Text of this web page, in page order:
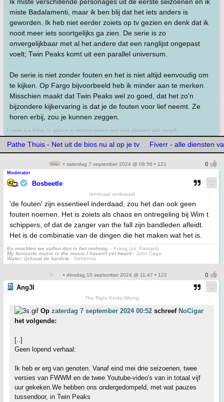
miste Badalamenti, maar ik ben blij dat het iets anders is
geworden. Ik heb niet eerder zoiets op tv gezien en denk dat ik
nooit meer iets soortgelijks ga zien. De serie is zo
onvergelijkbaar met al het andere dat een ranglijst ongepast
voelt; Twin Peaks komt uit een parallel universum.
De serie is niet zonder fouten en het is niet altijd eenvoudig om
te kijken. Op Fargo bijvoorbeeld heb ik minder aan te merken.
Misschien maakt dat Twin Peaks wel zo goed, dat het zo'n
bijzondere kijkervaring is dat je de fouten voor lief neemt. Ze
horen erbij, zou je kunnen zeggen.
I make it a thing, to glance in window panes and look pleased with myself.
Pathe Thuis - Net uit de bios nu al op je tv Fiverr - alle diensten
• zaterdag 7 september 2024 @ 08:56 • 121
Moderator
Bosbeetle
terminaal verdwaald
'de fouten' zijn essentieel inderdaad, zou het dan ook geen
fouten noemen. Het is zoiets als chaos en ontregeling bij Wim t
schippers, of dat de zanger van the fall zijn bandleden afleidt.
Het is de combinatie van de dingen die het maken wat het is.
En mochten we vallen dan is het omhoog. - Krang (uit: Pantani)
My favourite music is the music I haven't yet heard - John Cage
Water: ijskoud de hardste - Gehenna
• dinsdag 10 september 2024 @ 11:47 • 122
Ang3l
The Right Kinda Wrong
Op zaterdag 7 september 2024 00:52 schreef NoCigar
het volgende:
[..]
Geen lopend verhaal:
Ik heb er erg van genoten. Vanaf eind mei drie seizoenen, twee
versies van FWWM en de twee Youtube-video's van in totaal vijf
uur gekeken.We hebben ons ondergedompeld, met wat pauzes
tussendoor, in Twin Peaks